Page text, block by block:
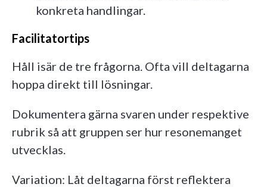
konkreta handlingar.
Facilitatortips
Håll isär de tre frågorna. Ofta vill deltagarna
hoppa direkt till lösningar.
Dokumentera gärna svaren under respektive
rubrik så att gruppen ser hur resonemanget
utvecklas.
Variation: Låt deltagarna först reflektera